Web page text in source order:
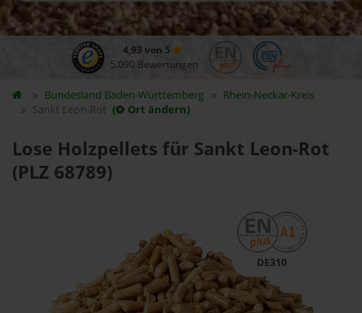
4,93 von 5
5.090 Bewertungen
Bundesland Baden-Württemberg
Rhein-Neckar-Kreis
Sankt Leon-Rot ( Ort ändern)
Lose Holzpellets für Sankt Leon-Rot
(PLZ 68789)
DE310